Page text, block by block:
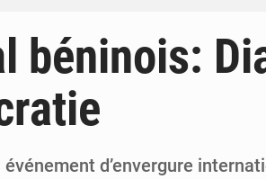
Bénin : Djogbénou inspecte le chantier du
Bénin et Canada scellent un partenariat
béninois:
d’envergure